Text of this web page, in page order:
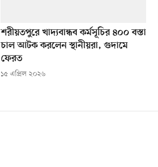
শরীয়তপুরে খাদ্যবান্ধব কর্মসূচির ৪০০ বস্তা
চাল আটক করলেন স্থানীয়রা, গুদামে
ফেরত
১৫ এপ্রিল ২০২৬